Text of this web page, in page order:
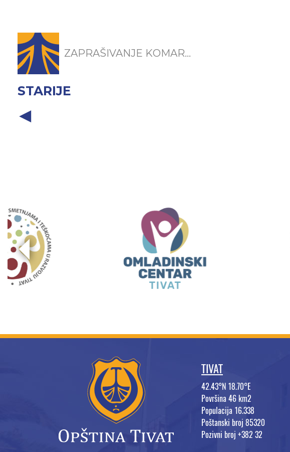
ZAPRAŠIVANJE KOMAR...
STARIJE
TIVAT
42.43°N 18.70°E
Površina 46 km2
Populacija 16.338
Poštanski broj 85320
Pozivni broj +382 32